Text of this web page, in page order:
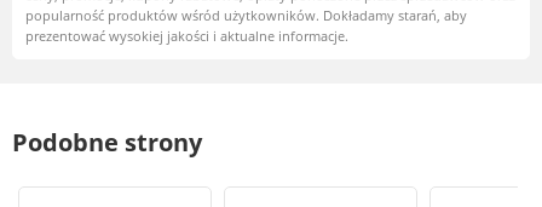
popularność produktów wśród użytkowników. Dokładamy starań, aby
prezentować wysokiej jakości i aktualne informacje.
Podobne strony